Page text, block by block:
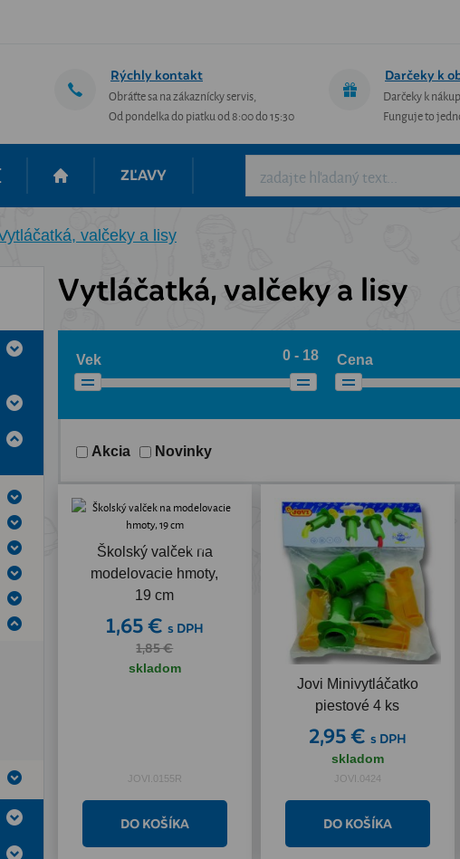
Rýchly kontakt
Obráťte sa na zákaznícky servis,
Od pondelka do piatku od 8:00 do 15:30
Darčeky k
Darčeky k
Funguje to
ZĽAVY
valčeky a lisy
Vytláčatká, valčeky a lisy
Vek 0 - 18 Cena
Akcia Novinky
Školský valček na
modelovacie hmoty,
19 cm
Akcia
Akcia
1,65 € s DPH
1,85 €
skladom
JOVI.0155R
Jovi Minivytláčatko
piestové 4 ks
2,95 € s DPH
skladom
JOVI.0424